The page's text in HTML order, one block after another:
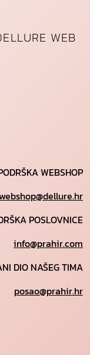
WEB
WEBSHOP
POSLOVNICE
info@prahir.com
DIO NAŠEG TIMA
posao@prahir.hr